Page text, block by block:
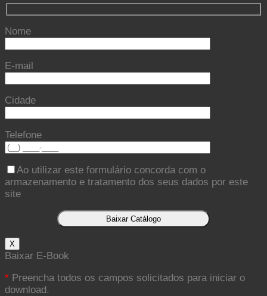
Nome
E-mail
Cidade
Telefone
Ao utilizar este formulário concorda com o
armazenamento e tratamento dos seus dados por este
site
X
Baixar E-Book
* Preencha todos os campos solicitados para iniciar o
download.